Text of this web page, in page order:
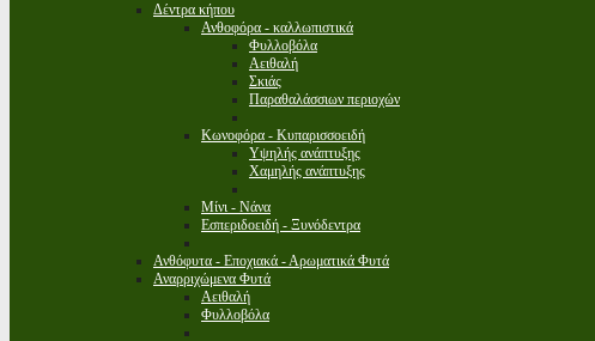
Δέντρα κήπου
Ανθοφόρα - καλλωπιστικά
Φυλλοβόλα
Αειθαλή
Σκιάς
Παραθαλάσσιων περιοχών
Κωνοφόρα - Κυπαρισσοειδή
Υψηλής ανάπτυξης
Χαμηλής ανάπτυξης
Μίνι - Νάνα
Εσπεριδοειδή - Ξυνόδεντρα
Ανθόφυτα - Εποχιακά - Αρωματικά Φυτά
Αναρριχώμενα Φυτά
Αειθαλή
Φυλλοβόλα